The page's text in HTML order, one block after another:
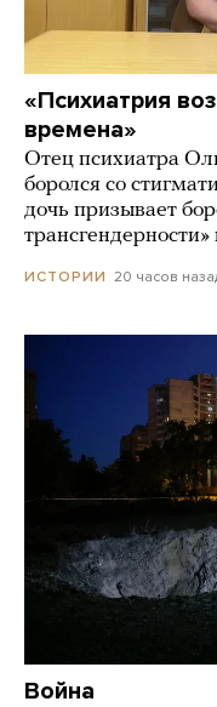
«Психиатрия
времена»
Отец психиатра
боролся со
дочь призывает
трансгендерности»
ИСТОРИИ 20 часов
Война